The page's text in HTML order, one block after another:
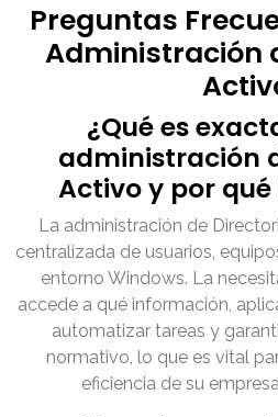
Preguntas
Administración
¿Qué es
administración
Activo y por
La administración de
centralizada de usuarios,
entorno Windows. La
accede a qué información,
automatizar tareas y
normativo, lo que es vital
eficiencia de su